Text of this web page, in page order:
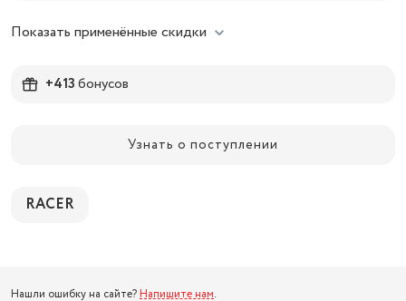
Показать применённые скидки
+413бонусов
Узнать о поступлении
RACER
Нашли ошибку на сайте? Напишите нам.